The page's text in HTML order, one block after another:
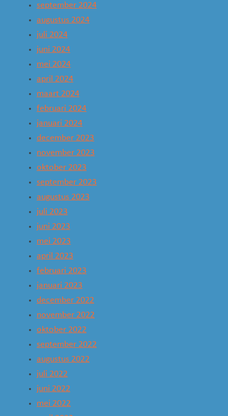
september 2024
augustus 2024
juli 2024
juni 2024
mei 2024
april 2024
maart 2024
februari 2024
januari 2024
december 2023
november 2023
oktober 2023
september 2023
augustus 2023
juli 2023
juni 2023
mei 2023
april 2023
februari 2023
januari 2023
december 2022
november 2022
oktober 2022
september 2022
augustus 2022
juli 2022
juni 2022
mei 2022